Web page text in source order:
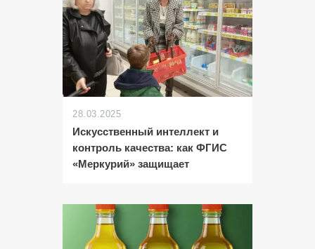
28.03.2025
Искусственный интеллект и
контроль качества: как ФГИС
«Меркурий» защищает